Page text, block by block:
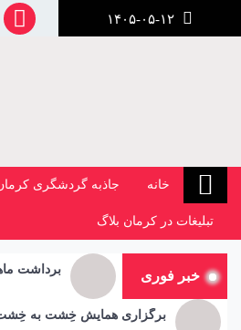
خانه جاذبه گردشگری
تبلیغات در کرمان بلاگ
خبر فوری برداشت
برگزاری همایش خِشت به